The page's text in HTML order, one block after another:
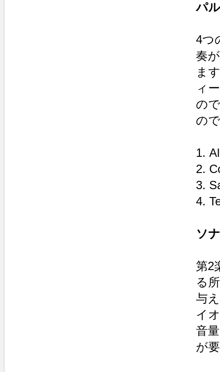
パ
4つ
奏
ま
ィ
の
の
1.
2.
3.
4.
ソ
第2
る
与
イ
音
が